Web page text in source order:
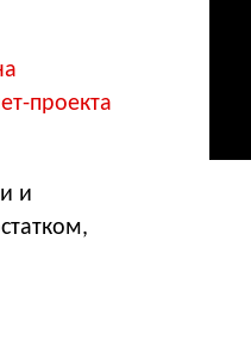
проекта
и